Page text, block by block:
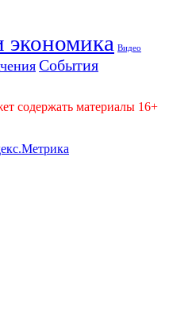
экономика Видео
События
содержать материалы 16+